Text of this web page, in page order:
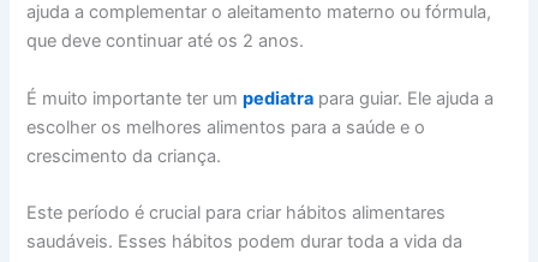
ajuda a complementar o aleitamento materno ou fórmula,
que deve continuar até os 2 anos.
É muito importante ter umpediatra para guiar. Ele ajuda a
escolher os melhores alimentos para a saúde e o
crescimento da criança.
Este período é crucial para criar hábitos alimentares
saudáveis. Esses hábitos podem durar toda a vida da